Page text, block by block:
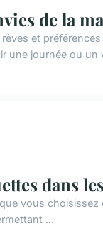
de la
et préférences
une journée ou un
dans
vous choisissez
...